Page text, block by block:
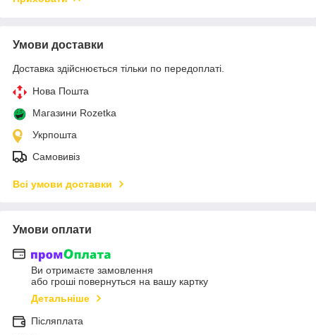
Умови доставки
Доставка здійснюється тільки по передоплаті.
Нова Пошта
Магазини Rozetka
Укрпошта
Самовивіз
Всі умови доставки
Умови оплати
Ви отримаєте замовлення
або гроші повернуться на вашу картку
Детальніше
Післяплата